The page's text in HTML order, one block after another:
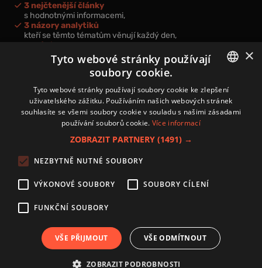
3 nejčtenější články
s hodnotnými informacemi,
3 názory analytiků
kteří se těmto tématům věnují každý den,
nová videa a podcasty
k prohloubení vašich znalostí.
Přihlášením k newsletteru vyjadřujete svůj souhlas spodmínkami
zpracování osobních údajů.
Zásady používání souborů cookies
Autoři
Nastavení cookies
CZECH
×
Tyto webové stránky používají
soubory cookie.
Tyto webové stránky používají soubory cookie ke zlepšení
uživatelského zážitku. Používáním našich webových stránek
souhlasíte se všemi soubory cookie v souladu s našimi zásadami
používání souborů cookie. Více informací
ZOBRAZIT PARTNERY (1491) →
NEZBYTNĚ NUTNÉ SOUBORY
VÝKONOVÉ SOUBORY SOUBORY CÍLENÍ
FUNKČNÍ SOUBORY
VŠE PŘIJMOUT VŠE ODMÍTNOUT
ZOBRAZIT PODROBNOSTI